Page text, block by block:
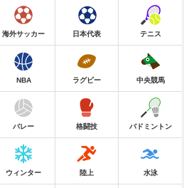
海外サッカー 日本代表 テニス
NBA ラグビー 中央競馬
バレー 格闘技 バドミントン
ウィンター 陸上 水泳